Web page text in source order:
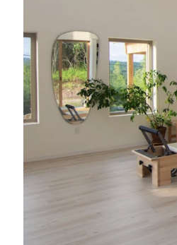
Hurleyville, NY 12747
-Website
Fattoria Bridle Hill
190 Hemmer Rd.
Jeffersonville, NY 12748
Map